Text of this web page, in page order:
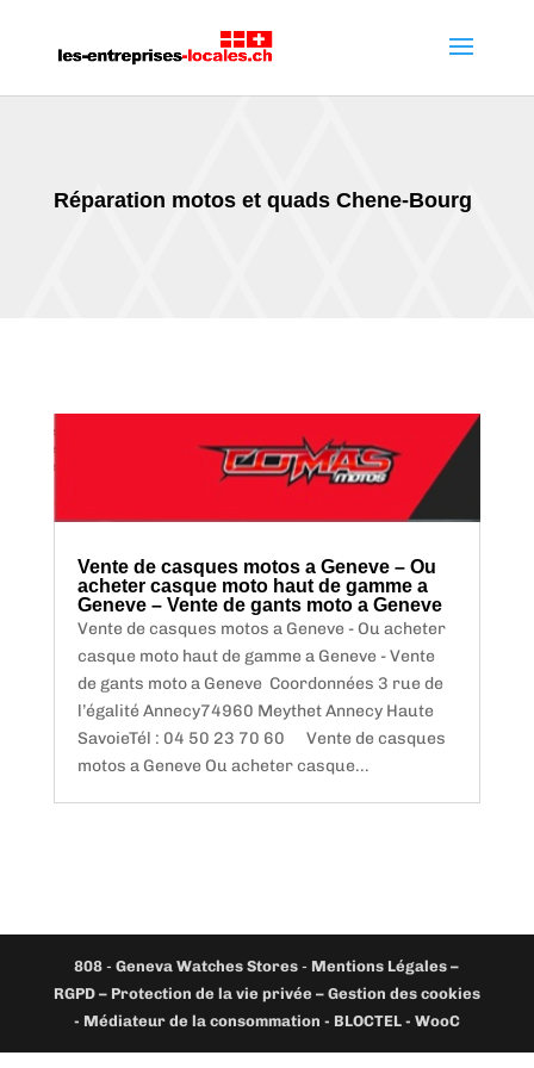
Réparation motos et quads Chene-Bourg
Vente de casques motos a Geneve – Ou
acheter casque moto haut de gamme a
Geneve – Vente de gants moto a Geneve
Vente de casques motos a Geneve - Ou acheter
casque moto haut de gamme a Geneve - Vente
de gants moto a Geneve Coordonnées 3 rue de
l’égalité Annecy74960 Meythet Annecy Haute
SavoieTél : 04 50 23 70 60 Vente de casques
motos a Geneve Ou acheter casque...
808 -Geneva Watches Stores - Mentions Légales –
RGPD – Protection de la vie privée – Gestion des cookies
- Médiateur de la consommation - BLOCTEL - WooC